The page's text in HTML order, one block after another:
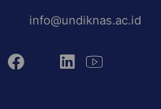
info@undiknas.ac.id